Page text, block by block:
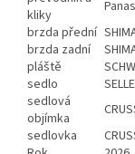
kliky
brzda přední
brzda zadní
pláště
sedlo
sedlová
objímka
sedlovka